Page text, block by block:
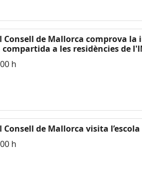
Consell de Mallorca comprova
a les residències de
h
de Mallorca visita l’escola
h